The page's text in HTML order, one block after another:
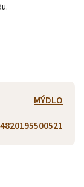
MÝDLO
4820195500521